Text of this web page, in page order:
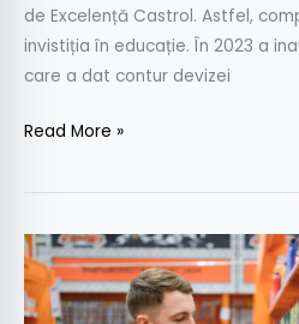
de Excelență Castrol. Astfel,
invistiția în educație. În 2023 a
care a dat contur devizei
Read More »
Sondaj:
75%
dintre